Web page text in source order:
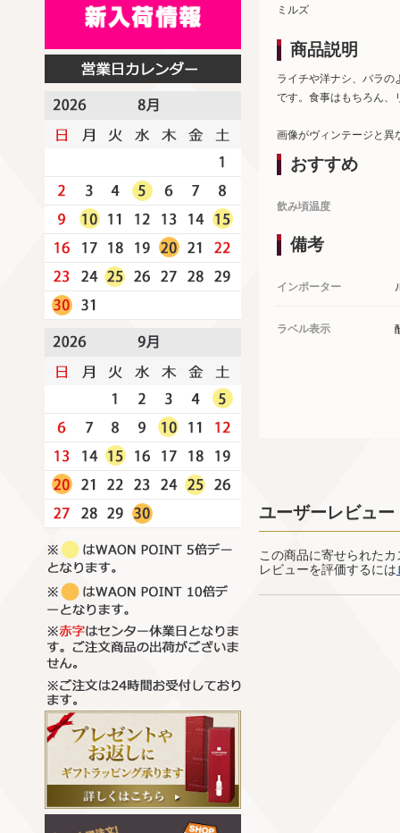
ミルズ
商品説明
ライチや洋ナシ、バラの
です。食事はもちろん、
画像がヴィンテージと異
おすすめ
飲み頃温度
備考
インポーター
ラベル表示
ユーザーレビュー
この商品に寄せられた
レビューを評価するには